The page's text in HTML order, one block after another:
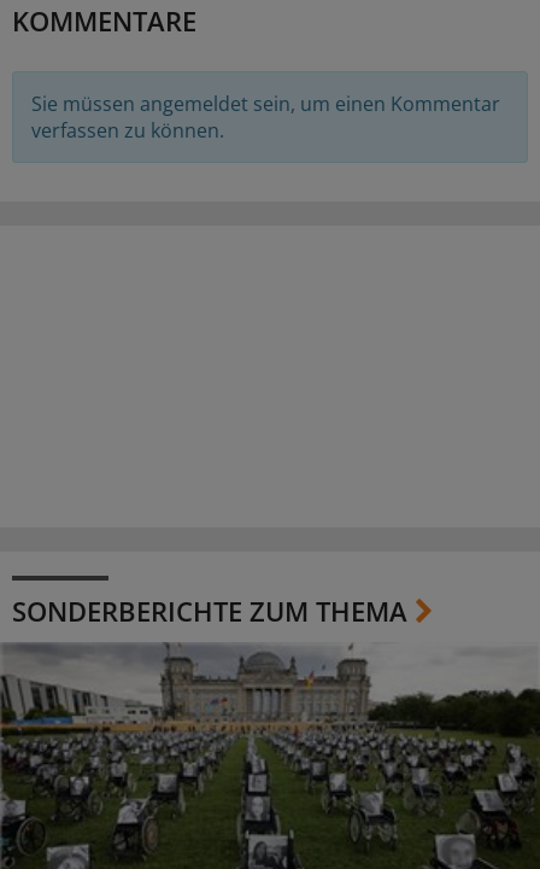
KOMMENTARE
Sie müssen angemeldet sein, um einen Kommentar
verfassen zu können.
SONDERBERICHTE ZUM THEMA